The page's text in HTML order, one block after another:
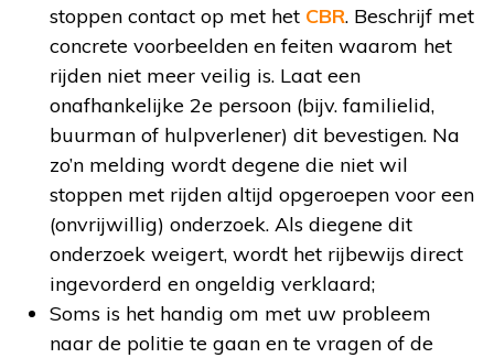
stoppen contact op met het CBR. Beschrijf met
concrete voorbeelden en feiten waarom het
rijden niet meer veilig is. Laat een
onafhankelijke 2e persoon (bijv. familielid,
buurman of hulpverlener) dit bevestigen. Na
zo’n melding wordt degene die niet wil
stoppen met rijden altijd opgeroepen voor een
(onvrijwillig) onderzoek. Als diegene dit
onderzoek weigert, wordt het rijbewijs direct
ingevorderd en ongeldig verklaard;
Soms is het handig om met uw probleem
naar de politie te gaan en te vragen of de